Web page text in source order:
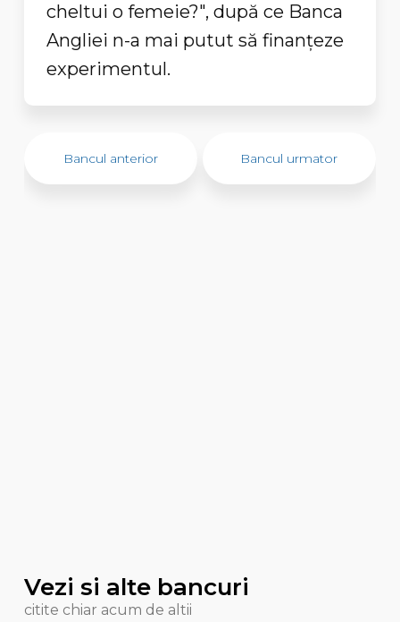
cheltui o femeie?", după ce Banca
Angliei n-a mai putut să finanţeze
experimentul.
Bancul anterior Bancul urmator
Vezi si alte bancuri
citite chiar acum de altii